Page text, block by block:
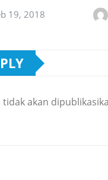
19, 2018
akan